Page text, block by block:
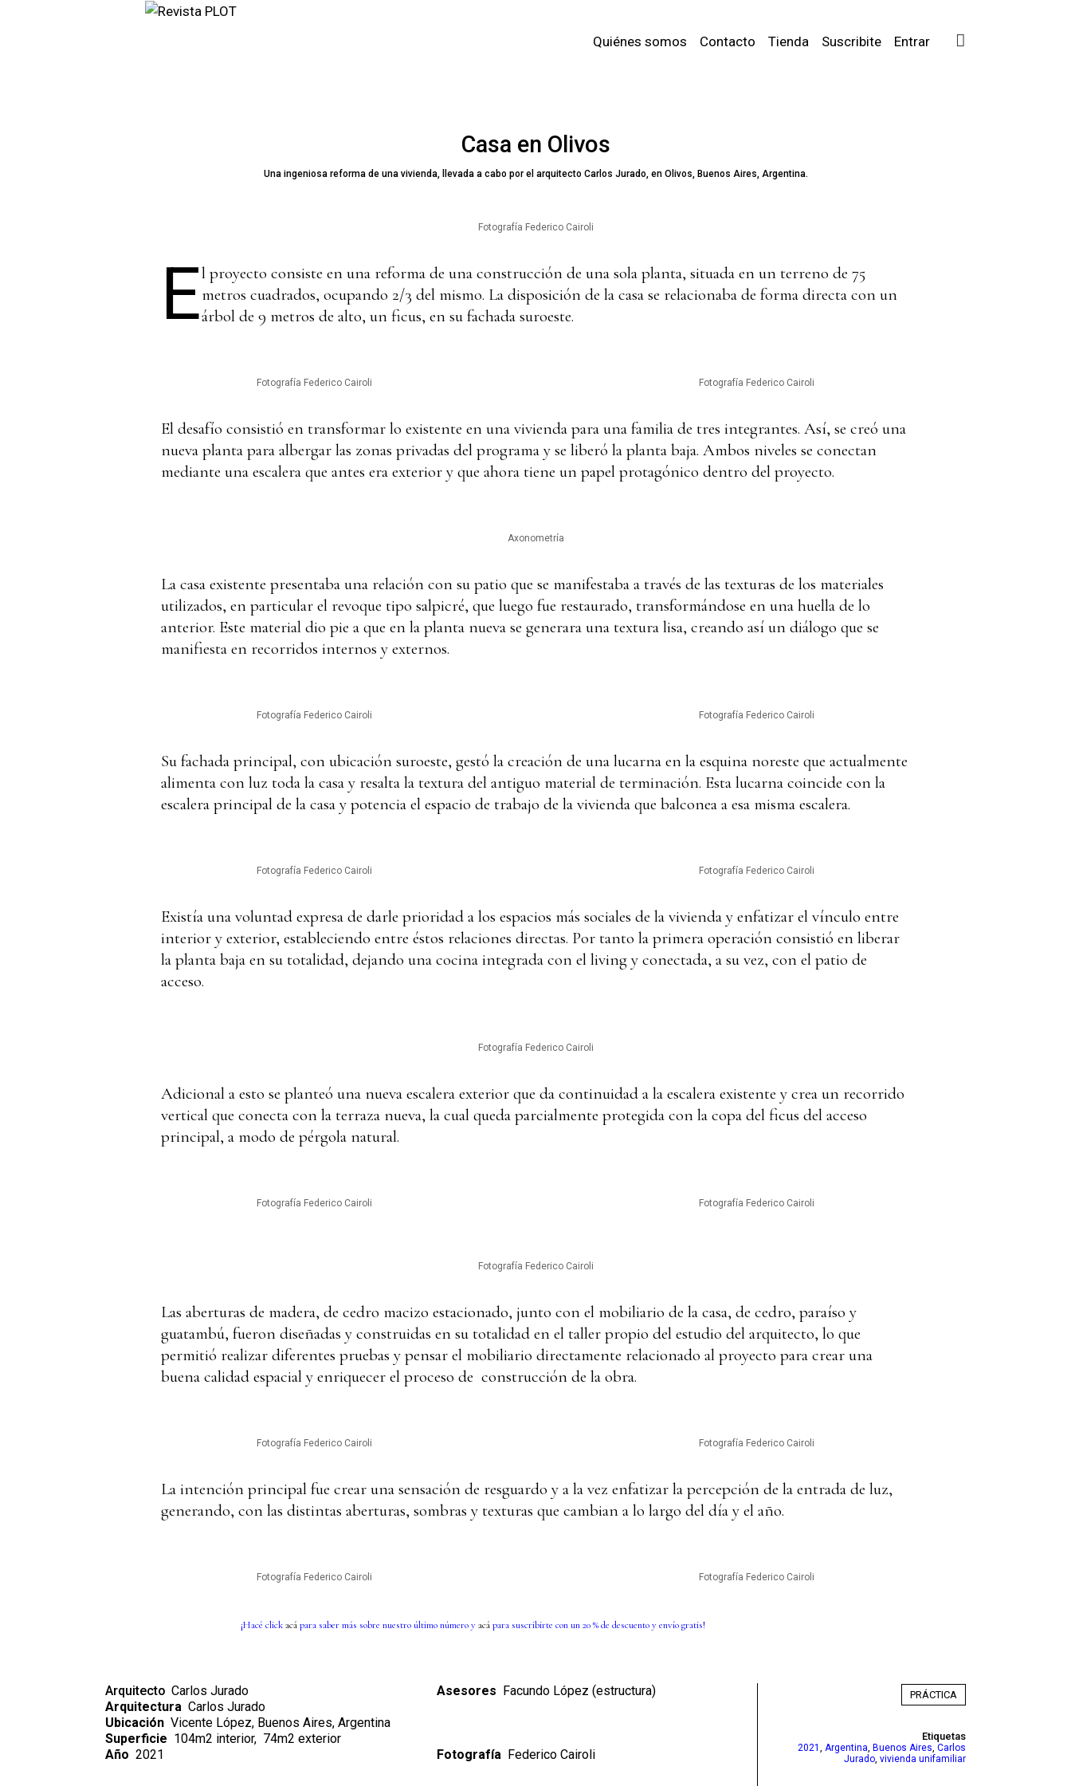
Quiénes somos Contacto Tienda Suscribite Entrar
Casa en Olivos
Una ingeniosa reforma de una vivienda, llevada a cabo por el arquitecto Carlos Jurado, en Olivos, Buenos Aires, Argentina.
Fotografía Federico Cairoli
El proyecto consiste en una reforma de una construcción de una sola planta, situada en un terreno de 75
metros cuadrados, ocupando 2/3 del mismo. La disposición de la casa se relacionaba de forma directa con un
árbol de 9 metros de alto, un ficus, en su fachada suroeste.
Fotografía Federico Cairoli Fotografía Federico Cairoli
El desafío consistió en transformar lo existente en una vivienda para una familia de tres integrantes. Así, se creó una
nueva planta para albergar las zonas privadas del programa y se liberó la planta baja. Ambos niveles se conectan
mediante una escalera que antes era exterior y que ahora tiene un papel protagónico dentro del proyecto.
Axonometría
La casa existente presentaba una relación con su patio que se manifestaba a través de las texturas de los materiales
utilizados, en particular el revoque tipo salpicré, que luego fue restaurado, transformándose en una huella de lo
anterior. Este material dio pie a que en la planta nueva se generara una textura lisa, creando así un diálogo que se
manifiesta en recorridos internos y externos.
Fotografía Federico Cairoli Fotografía Federico Cairoli
Su fachada principal, con ubicación suroeste, gestó la creación de una lucarna en la esquina noreste que actualmente
alimenta con luz toda la casa y resalta la textura del antiguo material de terminación. Esta lucarna coincide con la
escalera principal de la casa y potencia el espacio de trabajo de la vivienda que balconea a esa misma escalera.
Fotografía Federico Cairoli Fotografía Federico Cairoli
Existía una voluntad expresa de darle prioridad a los espacios más sociales de la vivienda y enfatizar el vínculo entre
interior y exterior, estableciendo entre éstos relaciones directas. Por tanto la primera operación consistió en liberar
la planta baja en su totalidad, dejando una cocina integrada con el living y conectada, a su vez, con el patio de
acceso.
Fotografía Federico Cairoli
Adicional a esto se planteó una nueva escalera exterior que da continuidad a la escalera existente y crea un recorrido
vertical que conecta con la terraza nueva, la cual queda parcialmente protegida con la copa del ficus del acceso
principal, a modo de pérgola natural.
Fotografía Federico Cairoli Fotografía Federico Cairoli
Fotografía Federico Cairoli
Las aberturas de madera, de cedro macizo estacionado, junto con el mobiliario de la casa, de cedro, paraíso y
guatambú, fueron diseñadas y construidas en su totalidad en el taller propio del estudio del arquitecto, lo que
permitió realizar diferentes pruebas y pensar el mobiliario directamente relacionado al proyecto para crear una
buena calidad espacial y enriquecer el proceso de construcción de la obra.
Fotografía Federico Cairoli Fotografía Federico Cairoli
La intención principal fue crear una sensación de resguardo y a la vez enfatizar la percepción de la entrada de luz,
generando, con las distintas aberturas, sombras y texturas que cambian a lo largo del día y el año.
Fotografía Federico Cairoli Fotografía Federico Cairoli
¡Hacé clickacápara saber más sobre nuestro último número yacápara suscribirte con un 20 % de descuento y envío gratis!
Arquitecto Carlos Jurado
Arquitectura Carlos Jurado
Ubicación Vicente López, Buenos Aires, Argentina
Superficie 104m2 interior, 74m2 exterior
Año 2021
Asesores Facundo López (estructura)
Fotografía Federico Cairoli
PRÁCTICA
Etiquetas
2021 , Argentina, Buenos Aires, Carlos
Jurado, vivienda unifamiliar